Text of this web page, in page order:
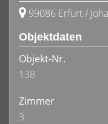
99086 Erfurt /
Objektdaten
Objekt-Nr.
138
Zimmer
3